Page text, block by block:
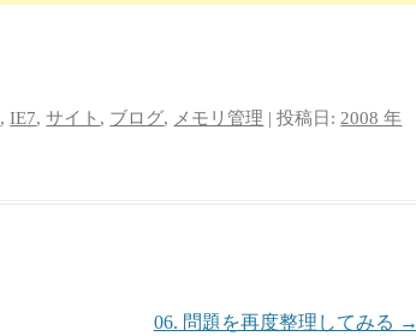
,IE7,サイト , ブログ, メモリ管理 | 投稿日: 2008 年
06. 問題を再度整理してみる →